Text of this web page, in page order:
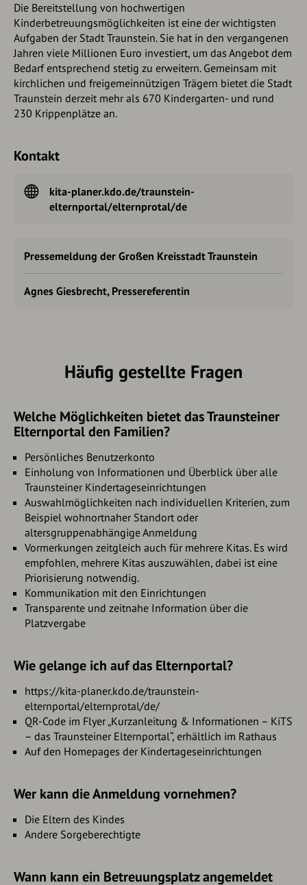
Die Bereitstellung von hochwertigen
Kinderbetreuungsmöglichkeiten ist eine der wichtigsten
Aufgaben der Stadt Traunstein. Sie hat in den vergangenen
Jahren viele Millionen Euro investiert, um das Angebot dem
Bedarf entsprechend stetig zu erweitern. Gemeinsam mit
kirchlichen und freigemeinnützigen Trägern bietet die Stadt
Traunstein derzeit mehr als 670 Kindergarten- und rund
230 Krippenplätze an.
Kontakt
kita-planer.kdo.de/traunstein-
elternportal/elternprotal/de
Pressemeldung der Großen Kreisstadt Traunstein
Agnes Giesbrecht, Pressereferentin
Häufig gestellte Fragen
Welche Möglichkeiten bietet das Traunsteiner
Elternportal den Familien?
Persönliches Benutzerkonto
Einholung von Informationen und Überblick über alle
Traunsteiner Kindertageseinrichtungen
Auswahlmöglichkeiten nach individuellen Kriterien, zum
Beispiel wohnortnaher Standort oder
altersgruppenabhängige Anmeldung
Vormerkungen zeitgleich auch für mehrere Kitas. Es wird
empfohlen, mehrere Kitas auszuwählen, dabei ist eine
Priorisierung notwendig.
Kommunikation mit den Einrichtungen
Transparente und zeitnahe Information über die
Platzvergabe
Wie gelange ich auf das Elternportal?
https://kita-planer.kdo.de/traunstein-
elternportal/elternprotal/de/
QR-Code im Flyer „Kurzanleitung & Informationen – KiTS
– das Traunsteiner Elternportal“, erhältlich im Rathaus
Auf den Homepages der Kindertageseinrichtungen
Wer kann die Anmeldung vornehmen?
Die Eltern des Kindes
Andere Sorgeberechtigte
Wann kann ein Betreuungsplatz angemeldet